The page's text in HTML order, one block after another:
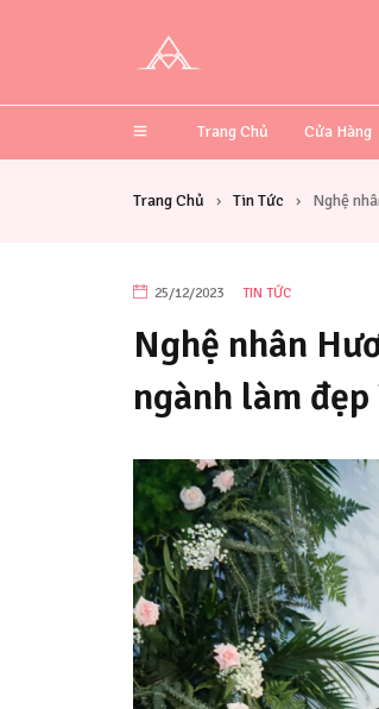
Trang Chủ Cửa Hàng
Trang Chủ › Tin Tức › Nghệ
25/12/2023 TIN TỨC
Nghệ nhân
ngành làm